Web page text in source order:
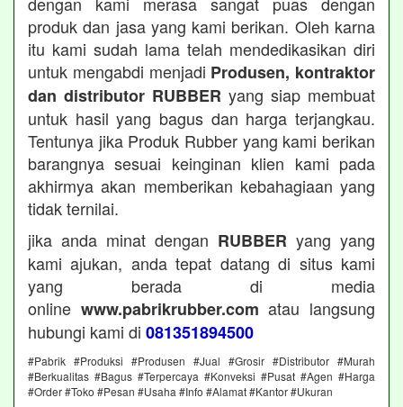
produk dan jasa yang kami berikan. Oleh karna
itu kami sudah lama telah mendedikasikan diri
untuk mengabdi menjadi Produsen, kontraktor
dan distributor RUBBER yang siap membuat
untuk hasil yang bagus dan harga terjangkau.
Tentunya jika Produk Rubber yang kami berikan
barangnya sesuai keinginan klien kami pada
akhirmya akan memberikan kebahagiaan yang
tidak ternilai.
jika anda minat dengan RUBBER yang yang
kami ajukan, anda tepat datang di situs kami
yang berada di media
online www.pabrikrubber.com atau langsung
hubungi kami di 081351894500
#Pabrik #Produksi #Produsen #Jual #Grosir #Distributor #Murah
#Berkualitas #Bagus #Terpercaya #Konveksi #Pusat #Agen #Harga
#Order #Toko #Pesan #Usaha #Info #Alamat #Kantor #Ukuran